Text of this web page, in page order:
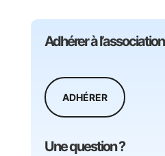
Adhérer à l’association
ADHÉRER
Une question ?